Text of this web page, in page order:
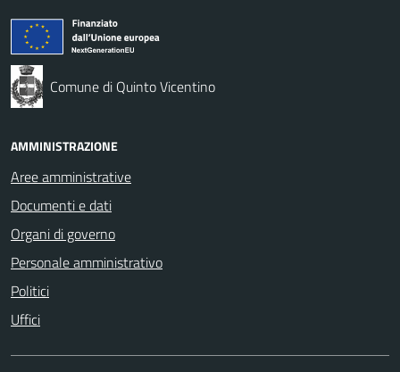
Comune di Quinto Vicentino
AMMINISTRAZIONE
Aree amministrative
Documenti e dati
Organi di governo
Personale amministrativo
Politici
Uffici